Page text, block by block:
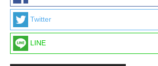
Twitter
LINE